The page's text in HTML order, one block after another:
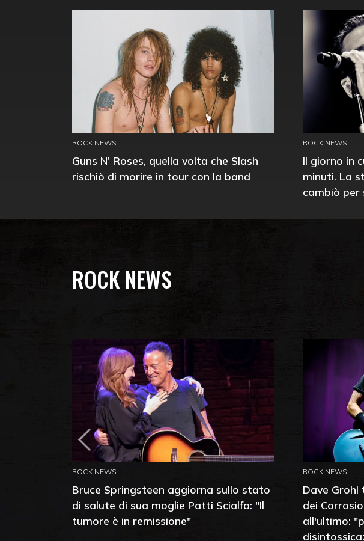
ROCK NEWS
Guns N' Roses, quella volta che Slash
rischiò di morire in tour con la band
ROCK NEWS
Il giorno in
minuti. La
cambiò per
ROCK NEWS
ROCK NEWS
Bruce Springsteen aggiorna sullo stato
di salute di sua moglie Patti Scialfa: "Il
tumore è in remissione"
ROCK NEWS
Dave Grohl
dei
all'ultimo: